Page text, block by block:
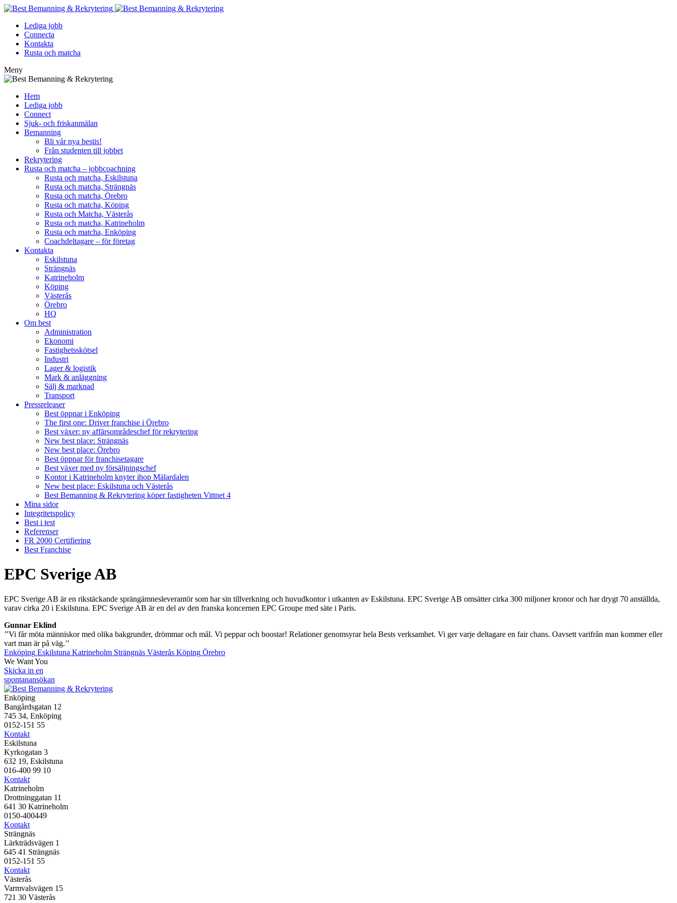
Lediga jobb
Connecta
Kontakta
Rusta och matcha
Meny
Hem
Lediga jobb
Connect
Sjuk- och friskanmälan
Bemanning
Bli vår nya bestis!
Från studenten till jobbet
Rekrytering
Rusta och matcha – jobbcoachning
Rusta och matcha, Eskilstuna
Rusta och matcha, Strängnäs
Rusta och matcha, Örebro
Rusta och matcha, Köping
Rusta och Matcha, Västerås
Rusta och matcha, Katrineholm
Rusta och matcha, Enköping
Coachdeltagare – för företag
Kontakta
Eskilstuna
Strängnäs
Katrineholm
Köping
Västerås
Örebro
HQ
Om best
Administration
Ekonomi
Fastighetsskötsel
Industri
Lager & logistik
Mark & anläggning
Sälj & marknad
Transport
Pressreleaser
Best öppnar i Enköping
The first one: Driver franchise i Örebro
Best växer: ny affärsområdeschef för rekrytering
New best place: Strängnäs
New best place: Örebro
Best öppnar för franchisetagare
Best växer med ny försäljningschef
Kontor i Katrineholm knyter ihop Mälardalen
New best place: Eskilstuna och Västerås
Best Bemanning & Rekrytering köper fastigheten Vittnet 4
Mina sidor
Integritetspolicy
Best i test
Referenser
FR 2000 Certifiering
Best Franchise
EPC Sverige AB
EPC Sverige AB är en rikstäckande sprängämnesleverantör som har sin tillverkning och huvudkontor i utkanten av Eskilstuna. EPC Sverige AB omsätter cirka 300 miljoner kronor och har drygt 70 anställda,
varav cirka 20 i Eskilstuna. EPC Sverige AB är en del av den franska koncernen EPC Groupe med säte i Paris.
Gunnar Eklind
’’Vi får möta människor med olika bakgrunder, drömmar och mål. Vi peppar och boostar! Relationer genomsyrar hela Bests verksamhet. Vi ger varje deltagare en fair chans. Oavsett varifrån man kommer eller
vart man är på väg.’’
Enköping Eskilstuna Katrineholm Strängnäs Västerås Köping Örebro
We Want You
Skicka in en
spontanansökan
Enköping
Bangårdsgatan 12
745 34, Enköping
0152-151 55
Kontakt
Eskilstuna
Kyrkogatan 3
632 19, Eskilstuna
016-400 99 10
Kontakt
Katrineholm
Drottninggatan 11
641 30 Katrineholm
0150-400449
Kontakt
Strängnäs
Lärkträdsvägen 1
645 41 Strängnäs
0152-151 55
Kontakt
Västerås
Varmvalsvägen 15
721 30 Västerås